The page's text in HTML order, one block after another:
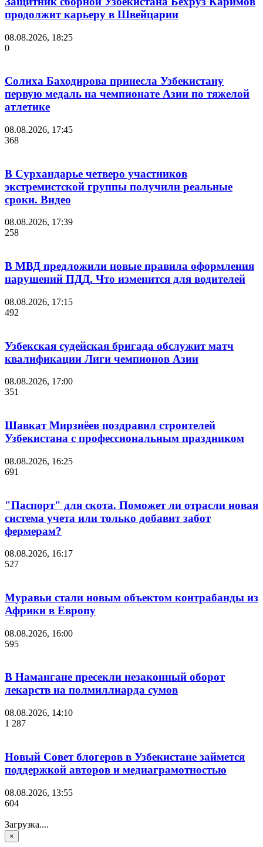
продолжит карьеру в Швейцарии
08.08.2026, 18:25
0
Солиха Баходирова принесла Узбекистану
первую медаль на чемпионате Азии по тяжелой
атлетике
08.08.2026, 17:45
368
В Сурхандарье четверо участников
экстремистской группы получили реальные
сроки. Видео
08.08.2026, 17:39
258
В МВД предложили новые правила оформления
нарушений ПДД. Что изменится для водителей
08.08.2026, 17:15
492
Узбекская судейская бригада обслужит матч
квалификации Лиги чемпионов Азии
08.08.2026, 17:00
351
Шавкат Мирзиёев поздравил строителей
Узбекистана с профессиональным праздником
08.08.2026, 16:25
691
"Паспорт" для скота. Поможет ли отрасли новая
система учета или только добавит забот
фермерам?
08.08.2026, 16:17
527
Муравьи стали новым объектом контрабанды из
Африки в Европу
08.08.2026, 16:00
595
В Намангане пресекли незаконный оборот
лекарств на полмиллиарда сумов
08.08.2026, 14:10
1 287
Новый Совет блогеров в Узбекистане займется
поддержкой авторов и медиаграмотностью
08.08.2026, 13:55
604
Загрузка....
×